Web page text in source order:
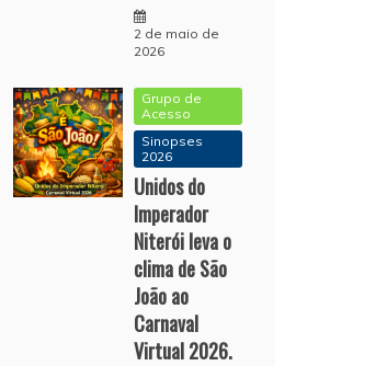
2 de maio de
2026
Grupo de
Acesso
Sinopses
2026
Unidos do
Imperador
Niterói leva o
clima de São
João ao
Carnaval
Virtual 2026.